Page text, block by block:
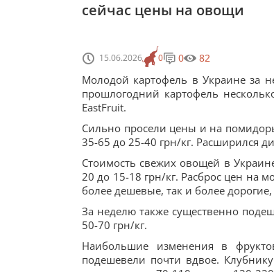
сейчас цены на овощи
15.06.2026 0 0 82
Молодой картофель в Украине за
прошлогодний картофель
EastFruit.
Сильно просели цены и на
35-65 до 25-40 грн/кг. Расширился
Стоимость свежих овощей в
20 до 15-18 грн/кг. Расброс цен на
более дешевые, так и более
За неделю также существенно
50-70 грн/кг.
Наибольшие изменения в
подешевели почти вдвое.